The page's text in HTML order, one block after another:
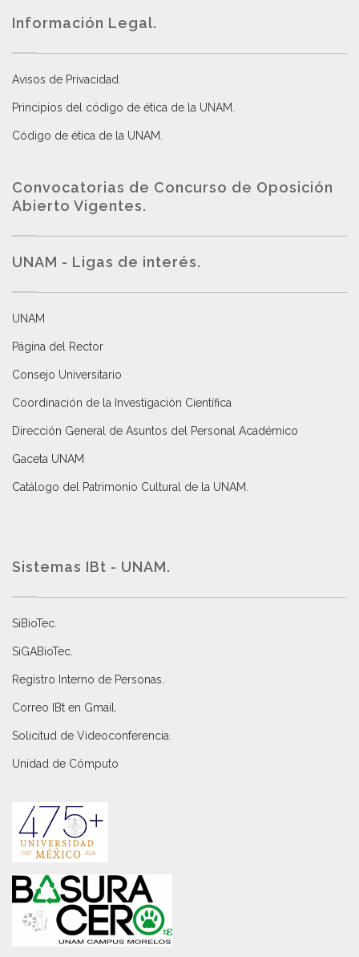
Información Legal.
Avisos de Privacidad
Principios del código de ética de la UNAM
Código de ética de la UNAM
Convocatorias de Concurso de Oposición
Abierto Vigentes.
UNAM - Ligas de interés.
UNAM
Página del Rector
Consejo Universitario
Coordinación de la Investigación Científica
Dirección General de Asuntos del Personal Académico
Gaceta UNAM
Catálogo del Patrimonio Cultural de la UNAM.
Sistemas IBt - UNAM.
SiBioTec
SiGABioTec.
Registro Interno de Personas
Correo IBt en Gmail
Solicitud de Videoconferencia.
Unidad de Cómputo